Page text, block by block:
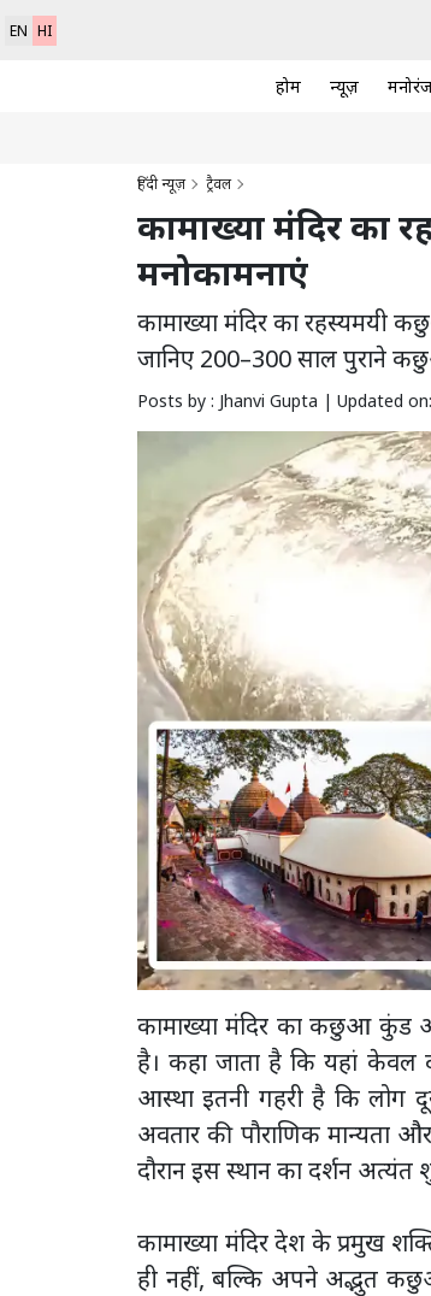
EN HI
होम न्यूज़
हिंदी न्यूज़ ट्रैवल
कामाख्या मंदिर का
मनोकामनाएं
कामाख्या मंदिर का रहस्यमयी
जानिए 200–300 साल पुराने
Posts by : Jhanvi Gupta | Updated
कामाख्या मंदिर का कछुआ कुंड
है। कहा जाता है कि यहां केवल
आस्था इतनी गहरी है कि लोग
अवतार की पौराणिक मान्यता
दौरान इस स्थान का दर्शन अत्यंत
कामाख्या मंदिर देश के प्रमुख
ही नहीं, बल्कि अपने अद्भुत